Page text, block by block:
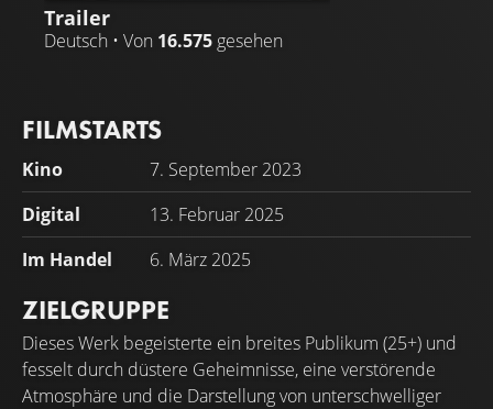
Trailer
Deutsch • Von 16.575 gesehen
FILMSTARTS
Kino
7. September 2023
Digital
13. Februar 2025
Im Handel
6. März 2025
ZIELGRUPPE
Dieses Werk begeisterte ein breites Publikum (25+) und
fesselt durch düstere Geheimnisse, eine verstörende
Atmosphäre und die Darstellung von unterschwelliger